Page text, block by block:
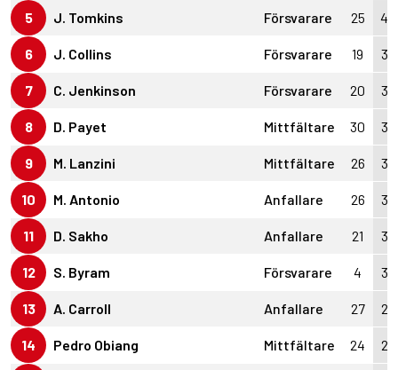
5 J. Tomkins Försvarare 25 4
6 J. Collins Försvarare 19 3
7 C. Jenkinson Försvarare 20 3
8 D. Payet Mittfältare 30 3
9 M. Lanzini Mittfältare 26 3
10 M. Antonio Anfallare 26 3
11 D. Sakho Anfallare 21 3
12 S. Byram Försvarare 4 3
13 A. Carroll Anfallare 27 2
14 Pedro Obiang Mittfältare 24 2